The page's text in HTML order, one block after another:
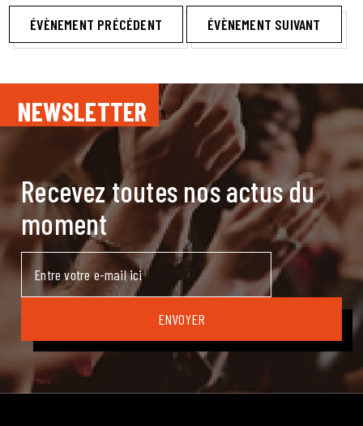
ÉVÈNEMENT PRÉCÉDENT ÉVÈNEMENT SUIVANT
NEWSLETTER
Recevez toutes nos actus du
moment